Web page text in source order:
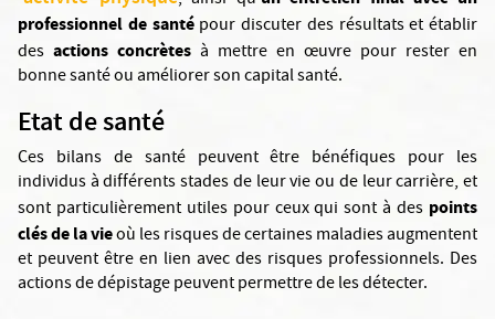
professionnel de santépour discuter des résultats et établir
des actions concrètes à mettre en œuvre pour rester en
bonne santé ou améliorer son capital santé.
Etat de santé
Ces bilans de santé peuvent être bénéfiques pour les
individus à différents stades de leur vie ou de leur carrière, et
sont particulièrement utiles pour ceux qui sont à des points
clés de la vieoù les risques de certaines maladies augmentent
et peuvent être en lien avec des risques professionnels. Des
actions de dépistage peuvent permettre de les détecter.